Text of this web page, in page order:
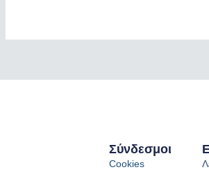
Σύνδεσμοι
Cookies